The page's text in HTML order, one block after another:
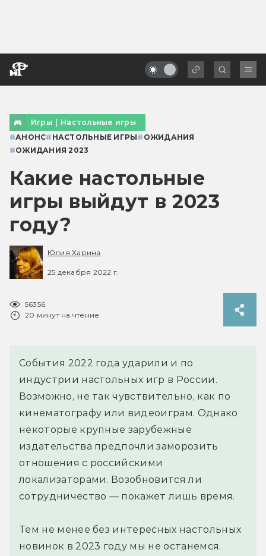
Игры | Настольные игры
#АНОНС# НАСТОЛЬНЫЕ ИГРЫ# ОЖИДАНИЯ
#ОЖИДАНИЯ 2023
Какие настольные
игры выйдут в 2023
году?
Юлия Харина
25 декабря 2022 г.
56356
20 минут на чтение
События 2022 года ударили и по
индустрии настольных игр в России.
Возможно, не так чувствительно, как по
кинематографу или видеоиграм. Однако
некоторые крупные зарубежные
издательства предпочли заморозить
отношения с российскими
локализаторами. Возобновится ли
сотрудничество — покажет лишь время.
Тем не менее без интересных настольных
новинок в 2023 году мы не останемся.